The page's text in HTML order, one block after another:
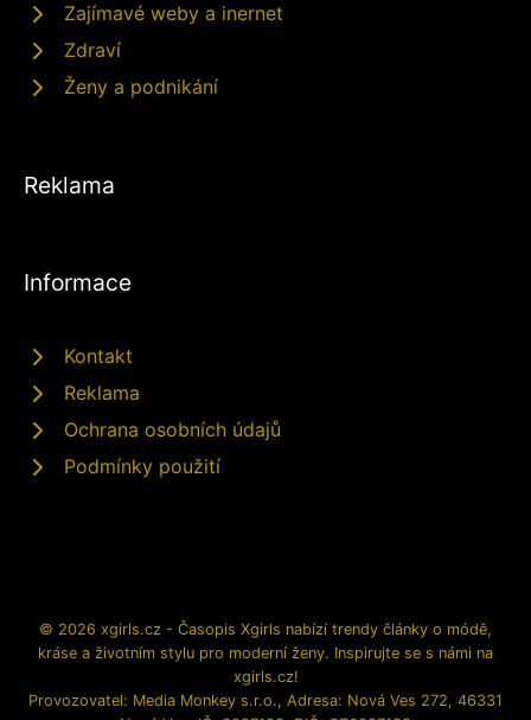
Zajímavé weby a inernet
Zdraví
Ženy a podnikání
Reklama
Informace
Kontakt
Reklama
Ochrana osobních údajů
Podmínky použití
© 2026 xgirls.cz - Časopis Xgirls nabízí trendy články o módě,
kráse a životním stylu pro moderní ženy. Inspirujte se s námi na
xgirls.cz!
Provozovatel: Media Monkey s.r.o., Adresa: Nová Ves 272, 46331